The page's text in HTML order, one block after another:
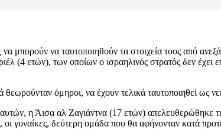
μπορούν να ταυτοποιηθούν τα στοιχεία τους από
(4 ετών), των οποίων ο ισραηλινός στρατός δεν έχει
θεωρούνταν όμηροι, να έχουν τελικά ταυτοποιηθεί ως
η Άισα αλ Ζαγιάντνα (17 ετών) απελευθερώθηκε
γυναίκες, δεύτερη ομάδα που θα αφήνονταν κατά